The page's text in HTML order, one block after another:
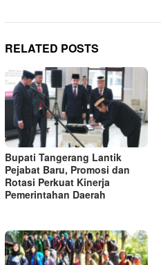
RELATED POSTS
Bupati Tangerang Lantik
Pejabat Baru, Promosi dan
Rotasi Perkuat Kinerja
Pemerintahan Daerah